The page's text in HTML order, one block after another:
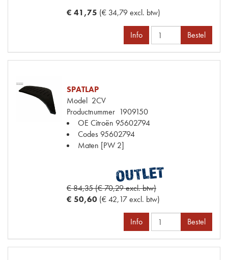
€ 41,75 (€ 34,79 excl. btw)
Info Bestel
SPATLAP
Model 2CV
Productnummer 1909150
OE Citroën 95602794
Codes 95602794
Maten [PW 2]
€ 84,35 (€ 70,29 excl. btw)
€ 50,60 (€ 42,17 excl. btw)
Info Bestel